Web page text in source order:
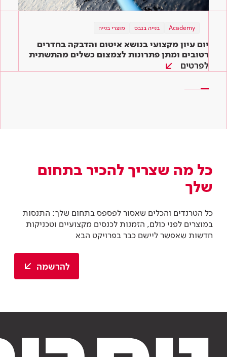
Academy בנייה בגבס מוצרי בנייה
יום עיון מקצועי בנושא איטום והדבקה בחדרים
רטובים ומתן פתרונות לצמצום כשלים מהתשתית
ועד הגמר
לפרטים
תוכן מקצועי מוצרי בנייה
המדריך השלם לדבקים לאריחים: איך בוחרים את
הדבק המתאים ביותר לעבודה?
קראו עוד
בנייה ירוקה תוכן מקצועי מוצרי בנייה
שיפוץ ירוק – כך תיצרו סביבה ירוקה בקלות גם
בבית שלכם
קראו עוד
כל מה שצריך להכיר בתחום
שלך
כל הטרנדים והכלים שאסור לפספס בתחום שלך: התנסות
במוצרים לפני כולם, הזמנות לכנסים מקצועיים וטכניקות
חדשות שאפשר ליישם כבר בפרויקט הבא
להרשמה